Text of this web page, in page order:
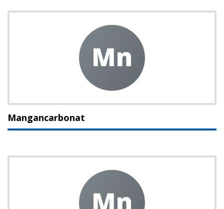
Mangancarbonat